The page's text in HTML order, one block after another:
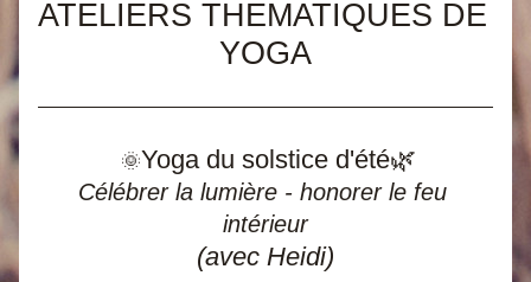
ATELIERS THEMATIQUES DE
YOGA
🌞Yoga du solstice d'été🌿
Célébrer la lumière - honorer le feu
intérieur
(avec Heidi)